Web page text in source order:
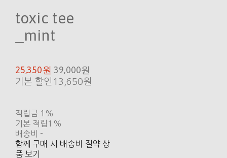
toxic tee
_mint
25,350원39,000원
기본 할인 13,650원
적립금 1%
기본 적립 1%
배송비 -
함께 구매 시 배송비 절약 상
품 보기